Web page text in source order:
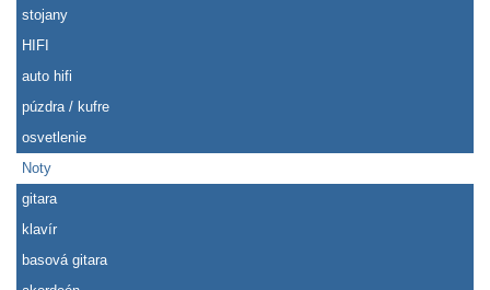
stojany
HIFI
auto hifi
púzdra / kufre
osvetlenie
Noty
gitara
klavír
basová gitara